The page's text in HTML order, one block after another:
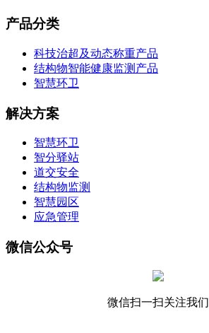
产品分类
科技治超及动态称重产品
结构物智能健康监测产品
智慧环卫
解决方案
智慧环卫
智分驿站
道交安全
结构物监测
智慧园区
应急管理
微信公众号
微信扫一扫关注我们